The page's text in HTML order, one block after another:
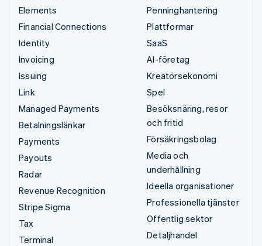
Elements
Financial Connections
Identity
Invoicing
Issuing
Link
Managed Payments
Betalningslänkar
Payments
Payouts
Radar
Revenue Recognition
Stripe Sigma
Tax
Terminal
Penninghantering
Plattformar
SaaS
AI-företag
Kreatörsekonomi
Spel
Besöksnäring, resor
och fritid
Försäkringsbolag
Media och
underhållning
Ideella organisationer
Professionella tjänster
Offentlig sektor
Detaljhandel